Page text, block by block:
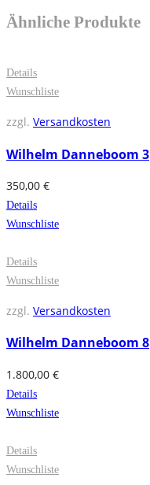
Ähnliche Produkte
Details
Wunschliste
zzgl. Versandkosten
Wilhelm Danneboom 3
350,00 €
Details
Wunschliste
Details
Wunschliste
zzgl. Versandkosten
Wilhelm Danneboom 8
1.800,00 €
Details
Wunschliste
Details
Wunschliste